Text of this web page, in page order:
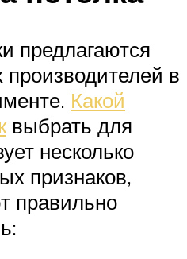
предлагаются
в
Какой
выбрать для
несколько
признаков,
правильно